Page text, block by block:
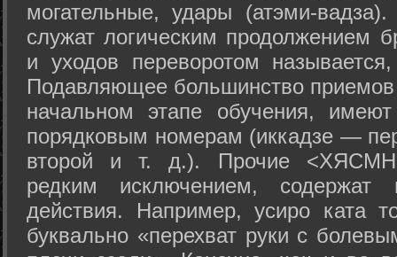
могательные, удары (атэми-
служат логическим продолжением
и уходов переворотом
Подавляющее большинство
начальном этапе обучения,
порядковым номерам (иккадзе —
второй и т. д.). Прочие
редким исключением, содержат
действия. Например, усиро ката
буквально «перехват руки с